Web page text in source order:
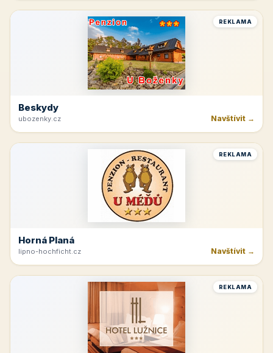
REKLAMA
Beskydy
ubozenky.cz Navštívit →
REKLAMA
Horná Planá
lipno-hochficht.cz Navštívit →
REKLAMA